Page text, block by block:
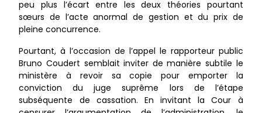
peu plus l’écart entre les deux théories pourtant
sœurs de l’acte anormal de gestion et du prix de
pleine concurrence.
Pourtant, à l’occasion de l’appel le rapporteur public
Bruno Coudert semblait inviter de manière subtile le
ministère à revoir sa copie pour emporter la
conviction du juge suprême lors de l’étape
subséquente de cassation. En invitant la Cour à